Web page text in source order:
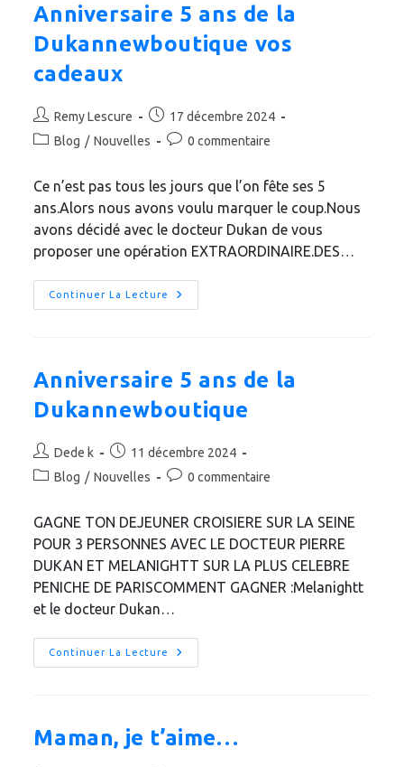
Anniversaire 5 ans de la
Dukannewboutique vos
cadeaux
Auteur/autrice
de
Remy Lescure
Publication
publiée :
17 décembre 2024
PostBlog / Nouvelles
Commentaires
la
publication :
0 commentaire
Ce n’est pas tous les jours que l’on fête ses 5
ans.Alors nous avons voulu marquer le coup.Nous
avons décidé avec le docteur Dukan de vous
proposer une opération EXTRAORDINAIRE.DES…
Continuer La Lecture
Anniversaire
5
Vos
Cadeaux
Anniversaire 5 ans de la
Dukannewboutique
Auteur/autrice
de
Dede k
Publication
publiée :
11 décembre 2024
PostBlog / Nouvelles
Commentaires
publication :
0 commentaire
GAGNE TON DEJEUNER CROISIERE SUR LA SEINE
POUR 3 PERSONNES AVEC LE DOCTEUR PIERRE
DUKAN ET MELANIGHTT SUR LA PLUS CELEBRE
PENICHE DE PARISCOMMENT GAGNER :Melanightt
et le docteur Dukan…
Continuer La Lecture
Anniversaire
5
Maman, je t’aime…